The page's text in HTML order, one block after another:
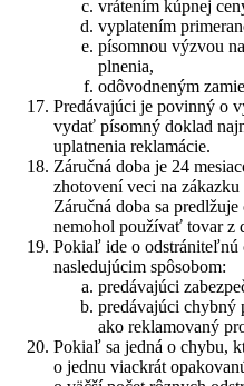
vrátením kúpnej
vyplatením
písomnou výzvou
plnenia,
odôvodneným
Predávajúci je povinný o
vydať písomný doklad
uplatnenia reklamácie.
Záručná doba je 24
zhotovení veci na
Záručná doba sa
nemohol používať tovar z
Pokiaľ ide o odstrániteľnú
nasledujúcim spôsobom:
predávajúci
predávajúci chybný
ako reklamovaný
Pokiaľ sa jedná o chybu,
o jednu viackrát